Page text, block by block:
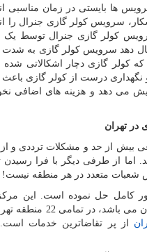
ها بایستی در زمان مناسبی
سرویس کولر گازی جنرال را
کولر گازی جنرال توسط
دهد سرویس کولر گازی به شدت
که کولر گازی دچار اشکالاتی
نگهداری درست از کولر گازی
می دهد و هزینه های اضافی
در تهران
از حد و مشکلات ترددی و از
اما از طرفی دیگر با فرا رسیدن
متعدد در هر منطقه نیست !
کامل حل نموده است. این
سامسونگ،
از پر تقاضاترین خدمات